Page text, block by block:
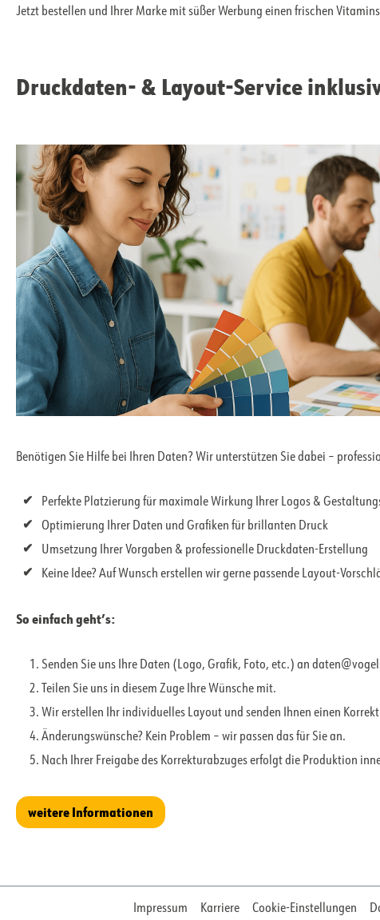
Jetzt bestellen und Ihrer Marke mit süßer Werbung einen frischen
Druckdaten- & Layout-Service
Benötigen Sie Hilfe bei Ihren Daten? Wir unterstützen Sie dabei –
Perfekte Platzierung für maximale Wirkung Ihrer Logos &
Optimierung Ihrer Daten und Grafiken für brillanten Druck
Umsetzung Ihrer Vorgaben & professionelle Druckdaten-Erstellung
Keine Idee? Auf Wunsch erstellen wir gerne passende Layout-
So einfach geht’s:
Senden Sie uns Ihre Daten (Logo, Grafik, Foto, etc.) an
Teilen Sie uns in diesem Zuge Ihre Wünsche mit.
Wir erstellen Ihr individuelles Layout und senden Ihnen einen
Änderungswünsche? Kein Problem – wir passen das für Sie an.
Nach Ihrer Freigabe des Korrekturabzuges erfolgt die Produktion
weitere Informationen
Impressum Karriere Cookie-Einstellungen